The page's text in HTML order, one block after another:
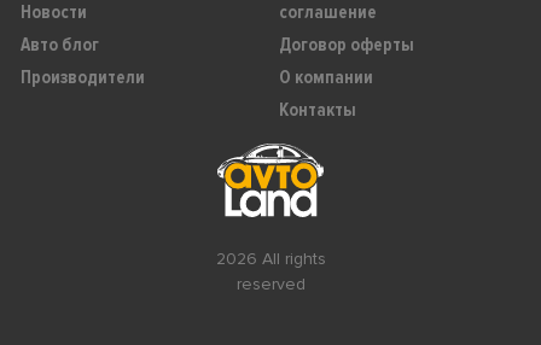
2026 All rights
reserved
Новости
Авто блог
Производители
соглашение
Договор оферты
О компании
Контакты